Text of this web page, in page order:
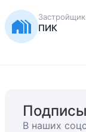
Застройщик
ПИК
В наших